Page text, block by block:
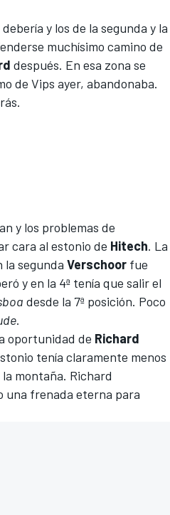
y los de la segunda y la
muchísimo camino de
después. En esa zona se
de Vips ayer, abandonaba.
y los problemas de
cara al estonio de Hitech. La
la segunda Verschoor fue
y en la 4ª tenía que salir el
desde la 7ª posición. Poco
.
oportunidad de Richard
tenía claramente menos
montaña. Richard
una frenada eterna para